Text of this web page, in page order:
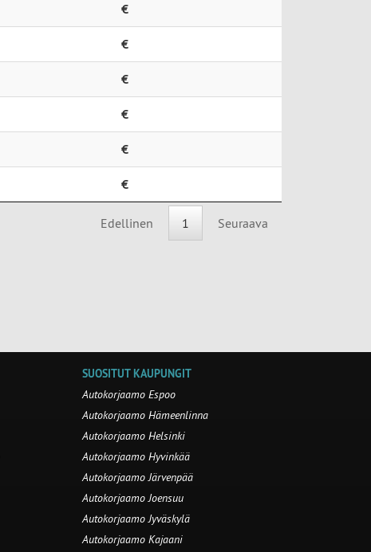
€
€
€
€
€
€
Edellinen 1 Seuraava
SUOSITUT KAUPUNGIT
Autokorjaamo Espoo
Autokorjaamo Hämeenlinna
Autokorjaamo Helsinki
Autokorjaamo Hyvinkää
Autokorjaamo Järvenpää
Autokorjaamo Joensuu
Autokorjaamo Jyväskylä
Autokorjaamo Kajaani